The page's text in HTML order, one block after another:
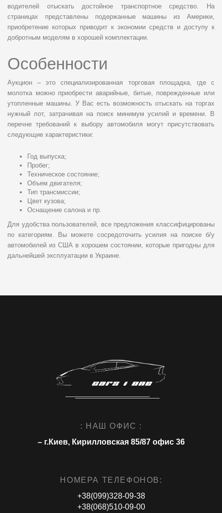
водителей отыскать достойное транспортное средство. На
страницах представлены подержанные машины из Америки,
приобретение которых приводит к экономии средств и доступу к
добротным моделям в хорошей комплектации.
Особенности
Аукцион – это специализированная торговая площадка, где с
молотка можно приобрести аварийные, битые, поврежденные или
утопленные машины. У Вас есть возможность отыскать на торгах
нужный лот, затрачивая на поиск минимум усилий и времени. В
перечне требований к выбору автомобиля могут присутствовать
следующие характеристики:
Год выпуска;
Пробег;
Техническое состояние;
Объем двигателя;
Тип трансмиссии;
Цвет кузова;
Оснащение салона и пр.
Для удобства пользователей, все предложения классифицированы
по категориям. Вы можете сосредоточить усилия на поиске б/у
автомобилей из США в хорошем состоянии, которые пригодны для
дальнейшей эксплуатации в Украине.
: НАШ ОФИС :
– г.Киев, Кирилловская 85/87 офис 36
НОМЕРА ТЕЛЕФОНОВ:
+38(099)328-09-38
+38(068)510-09-00